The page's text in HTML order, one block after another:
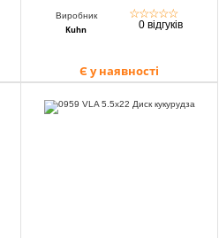
Виробник
Kuhn
☆☆☆☆☆
0 відгуків
Є у наявності